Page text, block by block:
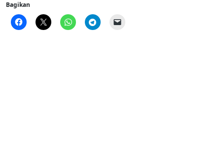
Bagikan